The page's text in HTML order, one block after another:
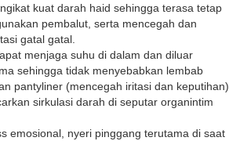
kuat darah haid sehingga terasa tetap
pembalut, serta mencegah dan
gatal gatal.
menjaga suhu di dalam dan diluar
sehingga tidak menyebabkan lembab
pantyliner (mencegah iritasi dan keputihan).
sirkulasi darah di seputar organintim
emosional, nyeri pinggang terutama di saat